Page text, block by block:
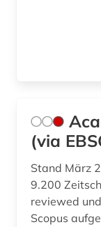
(via
Stand März
9.200
reviewed
Scopus